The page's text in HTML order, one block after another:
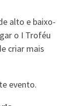
alto e baixo-
o I Troféu
criar mais
evento.